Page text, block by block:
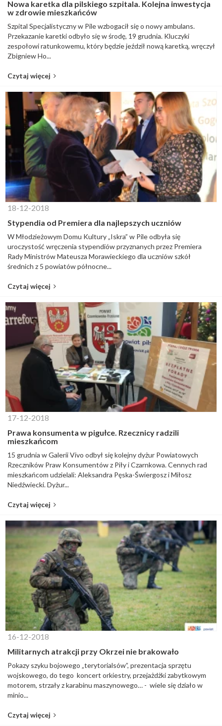
Nowa karetka dla pilskiego szpitala. Kolejna inwestycja
w zdrowie mieszkańców
Szpital Specjalistyczny w Pile wzbogacił się o nowy ambulans.
Przekazanie karetki odbyło się w środę, 19 grudnia. Kluczyki
zespołowi ratunkowemu, który będzie jeździł nową karetką, wręczył
Zbigniew Ho...
Czytaj więcej
18-12-2018
Stypendia od Premiera dla najlepszych uczniów
W Młodzieżowym Domu Kultury „Iskra” w Pile odbyła się
uroczystość wręczenia stypendiów przyznanych przez Premiera
Rady Ministrów Mateusza Morawieckiego dla uczniów szkół
średnich z 5 powiatów północne...
Czytaj więcej
17-12-2018
Prawa konsumenta w pigułce. Rzecznicy radzili
mieszkańcom
15 grudnia w Galerii Vivo odbył się kolejny dyżur Powiatowych
Rzeczników Praw Konsumentów z Piły i Czarnkowa. Cennych rad
mieszkańcom udzielali: Aleksandra Pęska-Świergosz i Miłosz
Niedźwiecki. Dyżur...
Czytaj więcej
16-12-2018
Militarnych atrakcji przy Okrzei nie brakowało
Pokazy szyku bojowego „terytorialsów”, prezentacja sprzętu
wojskowego, do tego koncert orkiestry, przejażdżki zabytkowym
motorem, strzały z karabinu maszynowego… - wiele się działo w
minio...
Czytaj więcej